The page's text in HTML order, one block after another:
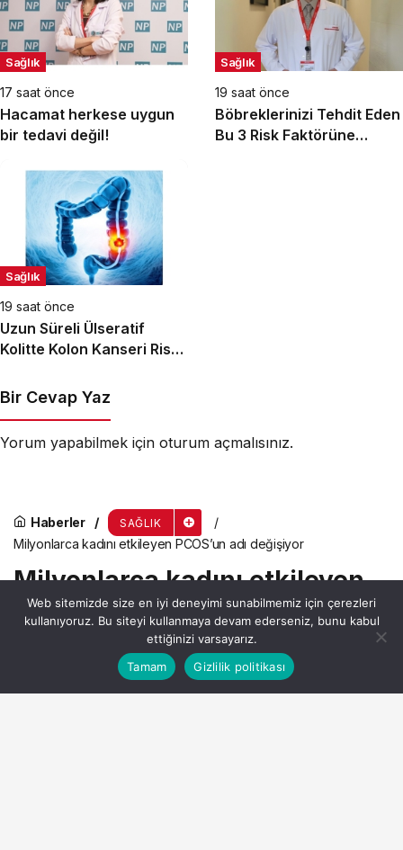
Sağlık
17 saat önce
Hacamat herkese uygun
bir tedavi değil!
Sağlık
19 saat önce
Böbreklerinizi Tehdit Eden
Bu 3 Risk Faktörüne
Sağlık
19 saat önce
Uzun Süreli Ülseratif
Kolitte Kolon Kanseri Riski
Bir Cevap Yaz
Yorum yapabilmek için oturum açmalısınız.
Haberler SAĞLIK
Milyonlarca kadını etkileyen PCOS’un adı değişiyor
Milyonlarca kadını etkileyen
PCOS’un adı değişiyor
tarafından yayınlandı
10 Haziran 2026, 10:27yayınlandı
Bu web sitesinde en iyi deneyimi yaşamanızı sağlamak
için çerezler kullanılmaktadır.
Akış
Web sitemizde size en iyi deneyimi sunabilmemiz için çerezleri
kullanıyoruz. Bu siteyi kullanmaya devam ederseniz, bunu kabul
ettiğinizi varsayarız.
Tamam
Gizlilik politikası